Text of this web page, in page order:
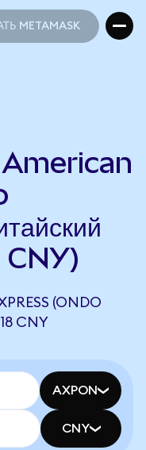
METAMASK
American
(ONDO
CNY
AXPON
CNY